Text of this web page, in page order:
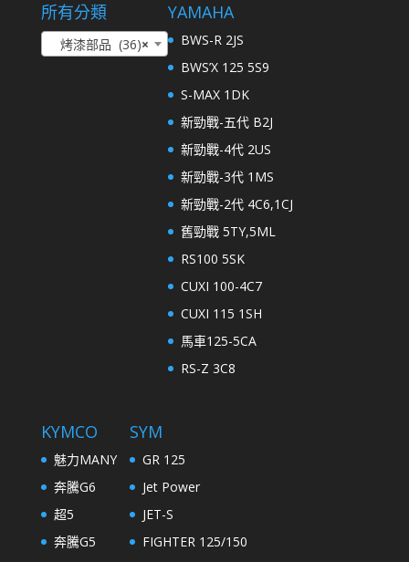
所有分類
×
烤漆部品 (36)
YAMAHA
BWS-R 2JS
BWS’X 125 5S9
S-MAX 1DK
新勁戰-五代 B2J
新勁戰-4代 2US
新勁戰-3代 1MS
新勁戰-2代 4C6,1CJ
舊勁戰 5TY,5ML
RS100 5SK
CUXI 100-4C7
CUXI 115 1SH
馬車125-5CA
RS-Z 3C8
KYMCO
魅力MANY
奔騰G6
超5
奔騰G5
SYM
GR 125
Jet Power
JET-S
FIGHTER 125/150